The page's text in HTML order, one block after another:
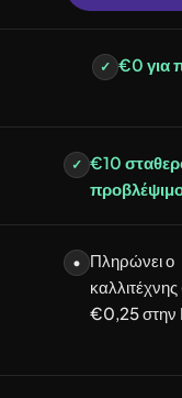
✓ €0 για
✓ €10
•
Πληρώνει ο
€0,25